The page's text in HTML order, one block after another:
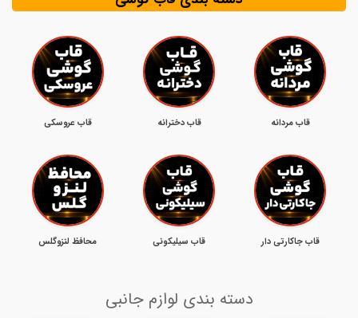
قاب مردانه قاب دخترانه قاب عروسکی
قاب جاکارتی دار قاب سیلیکونی محافظ لنزوگلس
دسته بندی لوازم جانبی